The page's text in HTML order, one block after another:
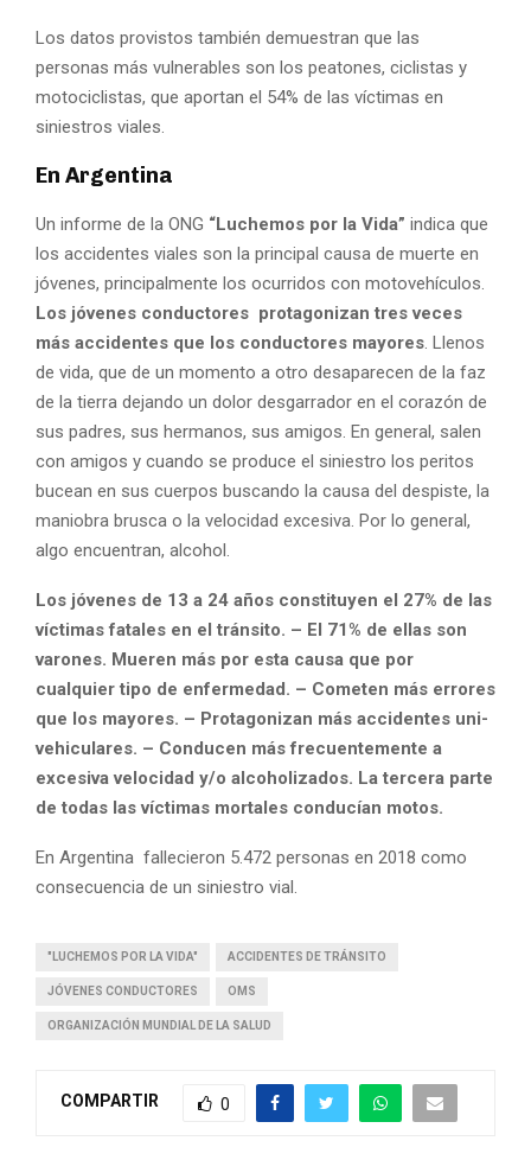
Los datos provistos también demuestran que las
personas más vulnerables son los peatones, ciclistas y
motociclistas, que aportan el 54% de las víctimas en
siniestros viales.
En Argentina
Un informe de la ONG “Luchemos por la Vida” indica que
los accidentes viales son la principal causa de muerte en
jóvenes, principalmente los ocurridos con motovehículos.
Los jóvenes conductores protagonizan tres veces
más accidentes que los conductores mayores . Llenos
de vida, que de un momento a otro desaparecen de la faz
de la tierra dejando un dolor desgarrador en el corazón de
sus padres, sus hermanos, sus amigos. En general, salen
con amigos y cuando se produce el siniestro los peritos
bucean en sus cuerpos buscando la causa del despiste, la
maniobra brusca o la velocidad excesiva. Por lo general,
algo encuentran, alcohol.
Los jóvenes de 13 a 24 años constituyen el 27% de las
víctimas fatales en el tránsito. – El 71% de ellas son
varones. Mueren más por esta causa que por
cualquier tipo de enfermedad. – Cometen más errores
que los mayores. – Protagonizan más accidentes uni-
vehiculares. – Conducen más frecuentemente a
excesiva velocidad y/o alcoholizados. La tercera parte
de todas las víctimas mortales conducían motos.
En Argentina fallecieron 5.472 personas en 2018 como
consecuencia de un siniestro vial.
"LUCHEMOS POR LA VIDA" ACCIDENTES DE TRÁNSITO
JÓVENES CONDUCTORES OMS
ORGANIZACIÓN MUNDIAL DE LA SALUD
COMPARTIR 0